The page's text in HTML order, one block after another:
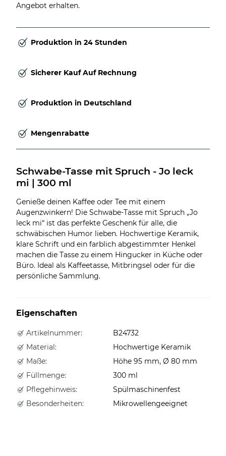
Angebot erhalten.
Produktion in 24 Stunden
Sicherer Kauf Auf Rechnung
Produktion in Deutschland
Mengenrabatte
Schwabe-Tasse mit Spruch - Jo leck
mi | 300 ml
Genieße deinen Kaffee oder Tee mit einem
Augenzwinkern! Die Schwabe-Tasse mit Spruch „Jo
leck mi“ ist das perfekte Geschenk für alle, die
schwäbischen Humor lieben. Hochwertige Keramik,
klare Schrift und ein farblich abgestimmter Henkel
machen die Tasse zu einem Hingucker in Küche oder
Büro. Ideal als Kaffeetasse, Mitbringsel oder für die
persönliche Sammlung.
Eigenschaften
Artikelnummer:
B24732
Material:
Hochwertige Keramik
Maße:
Höhe 95 mm, Ø 80 mm
Füllmenge:
300 ml
Pflegehinweis:
Spülmaschinenfest
Besonderheiten:
Mikrowellengeeignet